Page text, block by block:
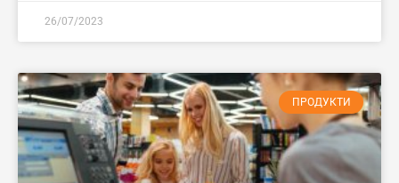
26/07/2023
ПРОДУКТИ